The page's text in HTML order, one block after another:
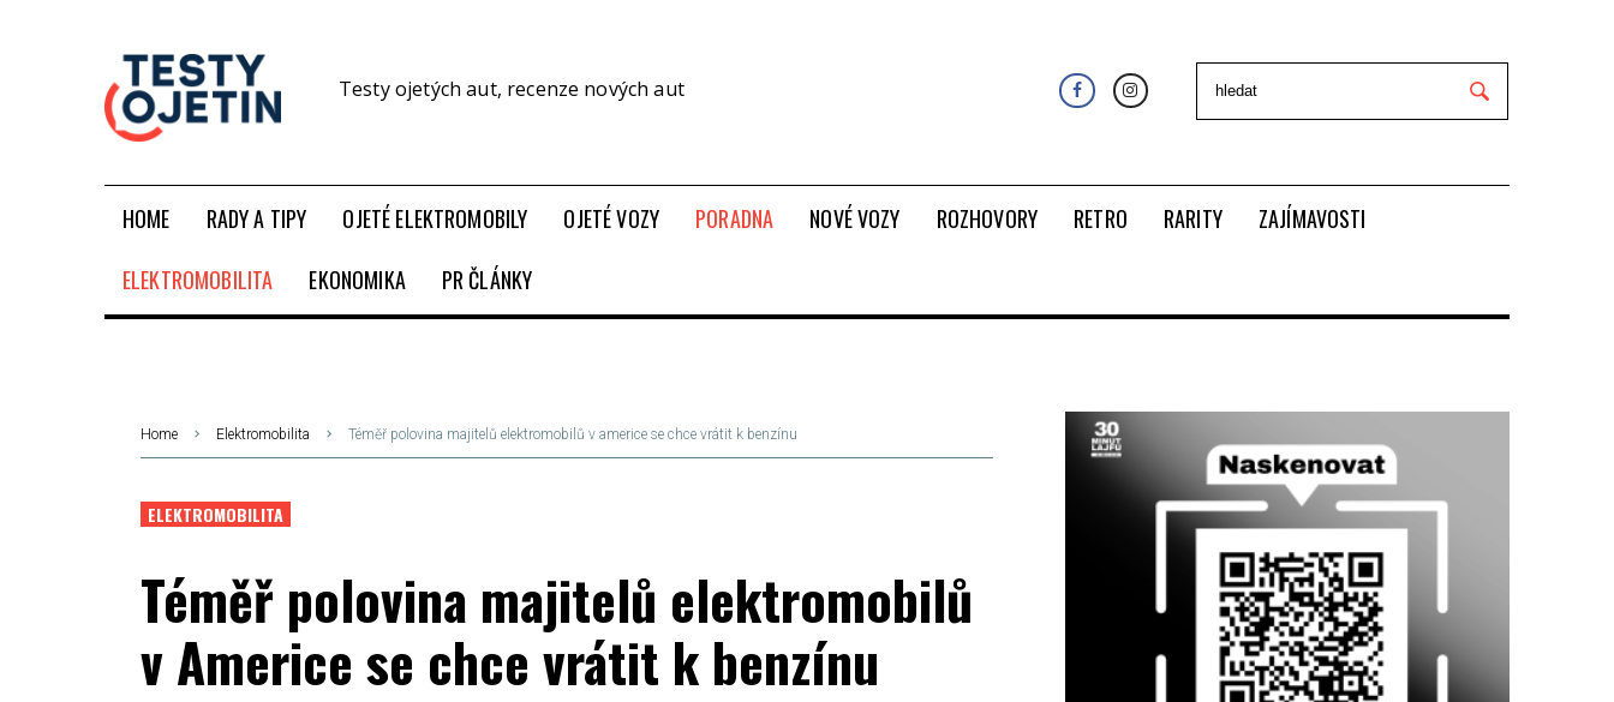
Testy ojetých aut, recenze nových aut
HOME RADY A TIPY OJETÉ ELEKTROMOBILY OJETÉ VOZY PORADNA NOVÉ VOZY ROZHOVORY RETRO RARITY
ZAJÍMAVOSTI
ELEKTROMOBILITA
EKONOMIKA PR ČLÁNKY
Home Elektromobilita Téměř polovina majitelů elektromobilů v americe se chce vrátit k benzínu
ELEKTROMOBILITA
Téměř polovina majitelů elektromobilů
v Americe se chce vrátit k benzínu